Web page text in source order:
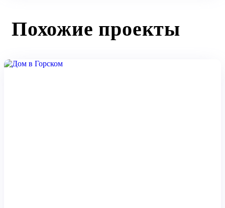
Похожие проекты